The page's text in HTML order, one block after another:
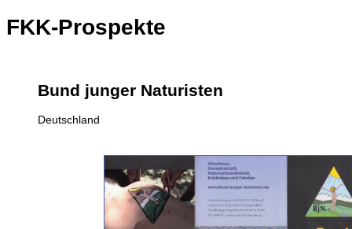
FKK-Prospekte
Bund junger Naturisten
Deutschland